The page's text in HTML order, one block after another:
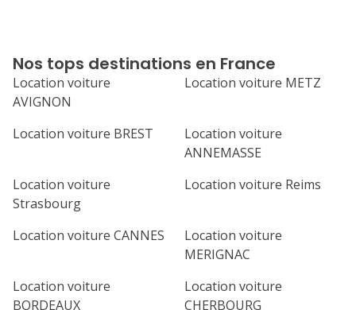
Nos tops destinations en France
Location voiture
AVIGNON
Location voiture METZ
Location voiture BREST
Location voiture
ANNEMASSE
Location voiture
Strasbourg
Location voiture Reims
Location voiture CANNES
Location voiture
MERIGNAC
Location voiture
BORDEAUX
Location voiture
CHERBOURG